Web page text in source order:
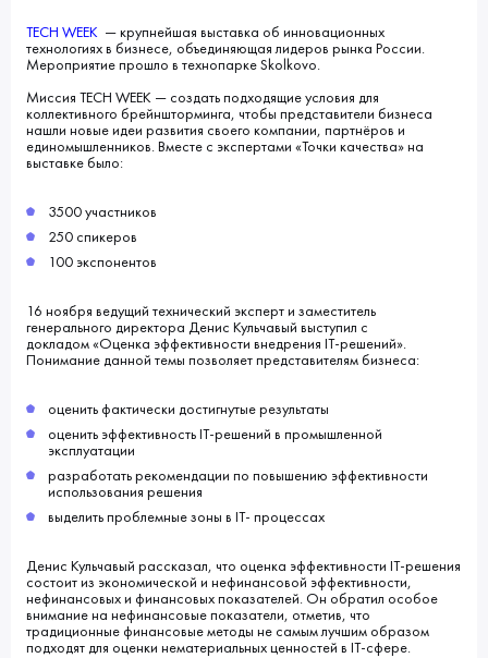
TECH WEEK — крупнейшая выставка об инновационных
технологиях в бизнесе, объединяющая лидеров рынка России.
Мероприятие прошло в технопарке Skolkovo.
Миссия TECH WEEK — создать подходящие условия для
коллективного брейншторминга, чтобы представители бизнеса
нашли новые идеи развития своего компании, партнёров и
единомышленников. Вместе с экспертами «Точки качества» на
выставке было:
3500 участников
250 спикеров
100 экспонентов
16 ноября ведущий технический эксперт и заместитель
генерального директора Денис Кульчавый выступил с
докладом «Оценка эффективности внедрения IT-решений».
Понимание данной темы позволяет представителям бизнеса:
оценить фактически достигнутые результаты
оценить эффективность IT-решений в промышленной
эксплуатации
разработать рекомендации по повышению эффективности
использования решения
выделить проблемные зоны в IT- процессах
Денис Кульчавый рассказал, что оценка эффективности IT-решения
состоит из экономической и нефинансовой эффективности,
нефинансовых и финансовых показателей. Он обратил особое
внимание на нефинансовые показатели, отметив, что
традиционные финансовые методы не самым лучшим образом
подходят для оценки нематериальных ценностей в IT-сфере.